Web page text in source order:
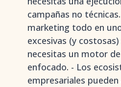
campañas no
marketing todo en
excesivas (y
necesitas un motor
enfocado. - Los
empresariales